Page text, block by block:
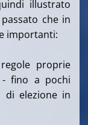
illustrato
che in
importanti:
proprie
- fino a pochi
di elezione in